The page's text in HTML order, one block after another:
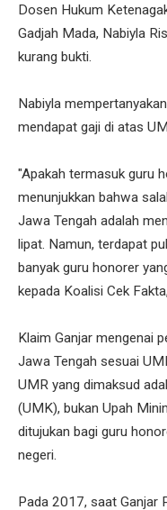
Dosen Hukum
Gadjah Mada, Nabiyla
kurang bukti.
Nabiyla
mendapat gaji di atas
"Apakah termasuk guru
menunjukkan bahwa
Jawa Tengah adalah
lipat. Namun, terdapat
banyak guru honorer
kepada Koalisi Cek
Klaim Ganjar mengenai
Jawa Tengah sesuai
UMR yang dimaksud
(UMK), bukan Upah
ditujukan bagi guru
negeri.
Pada 2017, saat Ganjar